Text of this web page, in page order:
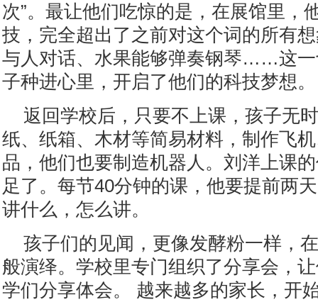
次”。最让他们吃惊的是，在展馆里，
技，完全超出了之前对这个词的所有
与人对话、水果能够弹奏钢琴……这一
子种进心里，开启了他们的科技梦想。
返回学校后，只要不上课，孩子无
纸、纸箱、木材等简易材料，制作飞
品，他们也要制造机器人。刘洋上课
足了。每节40分钟的课，他要提前两
讲什么，怎么讲。
孩子们的见闻，更像发酵粉一样，
般演绎。学校里专门组织了分享会，
学们分享体会。 越来越多的家长，开